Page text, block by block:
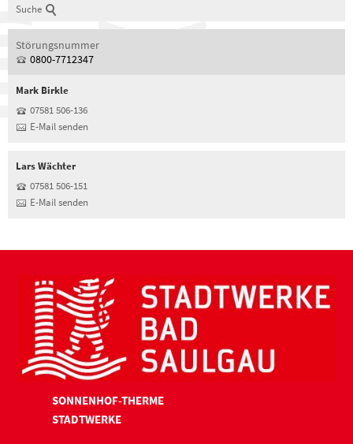
Suche
Störungsnummer
0800-7712347
Mark Birkle
07581 506-136
E-Mail senden
LarsWächter
07581 506-151
E-Mail senden
SONNENHOF-THERME
STADTWERKE